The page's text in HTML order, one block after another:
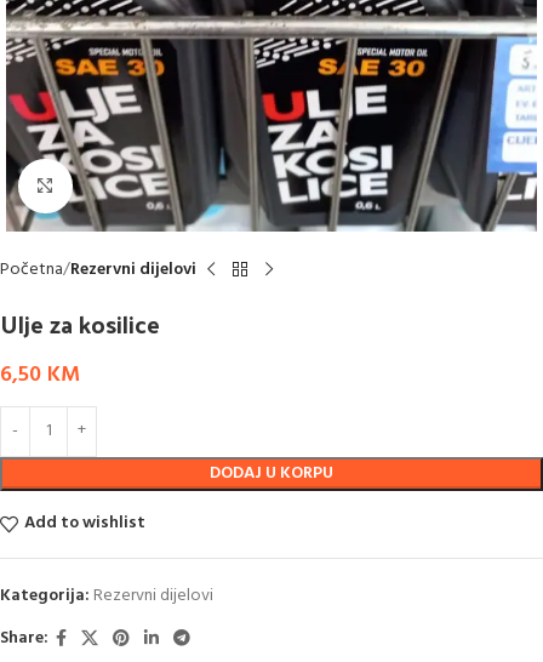
Click to enlarge
Početna Rezervni dijelovi
Ulje za kosilice
6,50 KM
DODAJ U KORPU
Add to wishlist
Kategorija: Rezervni dijelovi
Share: